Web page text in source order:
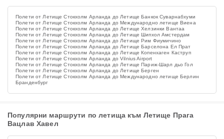
Полети от Летище Стокхолм Арланда до Летище Банкок Суварнабхуми
Полети от Летище Стокхолм Арланда до Международно летище Виена
Полети от Летище Стокхолм Арланда до Летище Хелзинки Вантаа
Полети от Летище Стокхолм Арланда до Летище Шипхол Амстердам
Полети от Летище Стокхолм Арланда до Летище Рим Фиумичино
Полети от Летище Стокхолм Арланда до Летище Барселона Ел Прат
Полети от Летище Стокхолм Арланда до Летище Копенхаген Каструп
Полети от Летище Стокхолм Арланда до Vilnius Airport
Полети от Летище Стокхолм Арланда до Летище Париж-Шарл дьо Гол
Полети от Летище Стокхолм Арланда до Летище Берген
Полети от Летище Стокхолм Арланда до Международно летище Берлин
Бранденбург
Популярни маршрути по летища към Летище Прага
Вацлав Хавел